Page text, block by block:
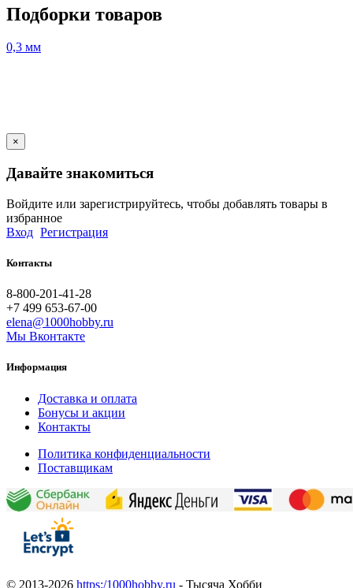
Подборки товаров
0,3 мм
×
Давайте знакомиться
Войдите или зарегистрируйтесь, чтобы добавлять товары в
избранное
Вход Регистрация
Контакты
8-800-201-41-28
+7 499 653-67-00
elena@1000hobby.ru
Мы Вконтакте
Информация
Доставка и оплата
Бонусы и акции
Контакты
Политика конфиденциальности
Поставщикам
© 2013-2026 https:/1000hobby.ru - Тысяча Хобби